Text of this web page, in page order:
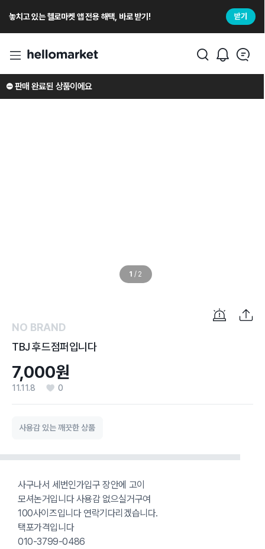
놓치고 있는 헬로마켓 앱 전용 해택, 바로 받기! 받기
1 / 2
⛔️ 판매 완료된 상품이에요
NO BRAND
TBJ 후드점퍼입니다
7,000원
11.11.8 0
사용감 있는 깨끗한 상품
사구나서 세번인가입구 장안에 고이
모셔논거입니다 사용감 없으실거구여
100사이즈입니다 연락기다리겠습니다.
택포가격입니다
010-3799-0486